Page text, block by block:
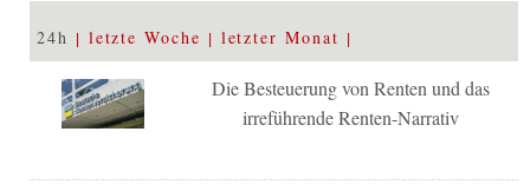
24h letzte Woche letzter Monat
Die Besteuerung von Renten und das
irreführende Renten-Narrativ